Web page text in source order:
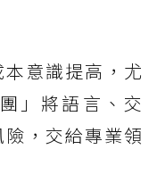
意識提高，尤
」將語言、交
，交給專業領